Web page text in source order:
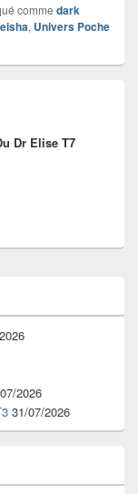
comme dark
, Univers Poche
Dr Elise T7
2026
31/07/2026